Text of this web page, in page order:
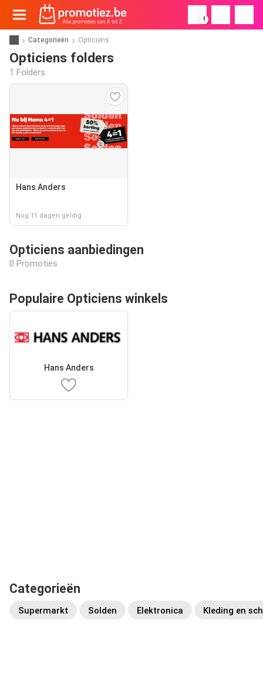
!
Categorieën Opticiens
Opticiens folders
1 Folders
Hans Anders
Nog 11 dagen geldig
Opticiens aanbiedingen
0 Promoties
Populaire Opticiens winkels
Hans Anders
Categorieën
Supermarkt Solden Elektronica Kleding en